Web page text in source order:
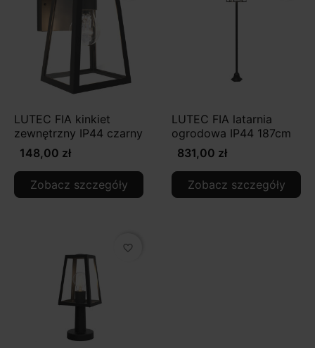
LUTEC FIA kinkiet
zewnętrzny IP44 czarny
148,00 zł
Zobacz szczegóły
LUTEC FIA latarnia
ogrodowa IP44 187cm
831,00 zł
Zobacz szczegóły
favorite_border